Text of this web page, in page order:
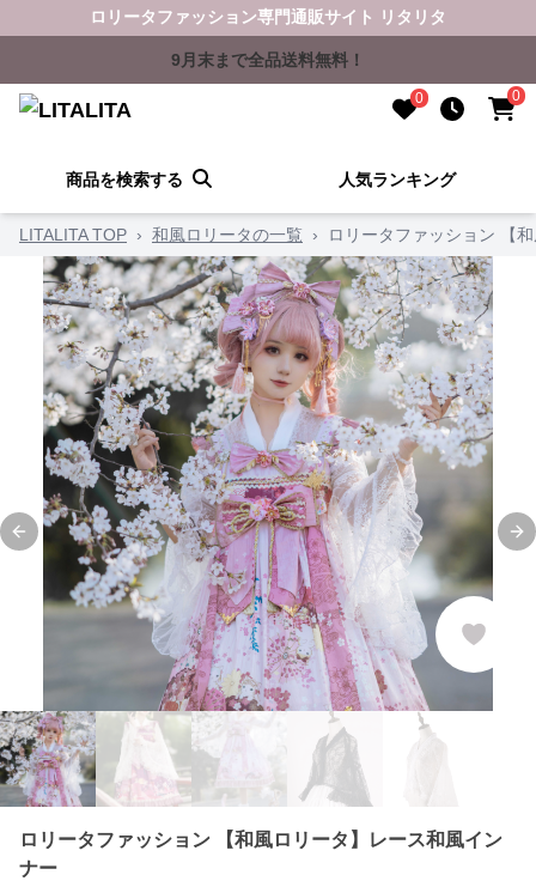
ロリータファッション専門通販サイト リタリタ
9月末まで全品送料無料！
0 0
商品を検索する 人気ランキング
LITALITA TOP › 和風ロリータの一覧 › ロリータファッション 【
Previous slide
ロリータファッション 【和風ロリータ】レース和風イン
ナー